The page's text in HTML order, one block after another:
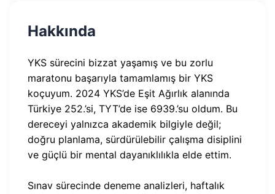
Hakkında
YKS sürecini bizzat yaşamış ve bu zorlu
maratonu başarıyla tamamlamış bir YKS
koçuyum. 2024 YKS’de Eşit Ağırlık alanında
Türkiye 252.’si, TYT’de ise 6939.’su oldum. Bu
dereceyi yalnızca akademik bilgiyle değil;
doğru planlama, sürdürülebilir çalışma disiplini
ve güçlü bir mental dayanıklılıkla elde ettim.
Sınav sürecinde deneme analizleri, haftalık